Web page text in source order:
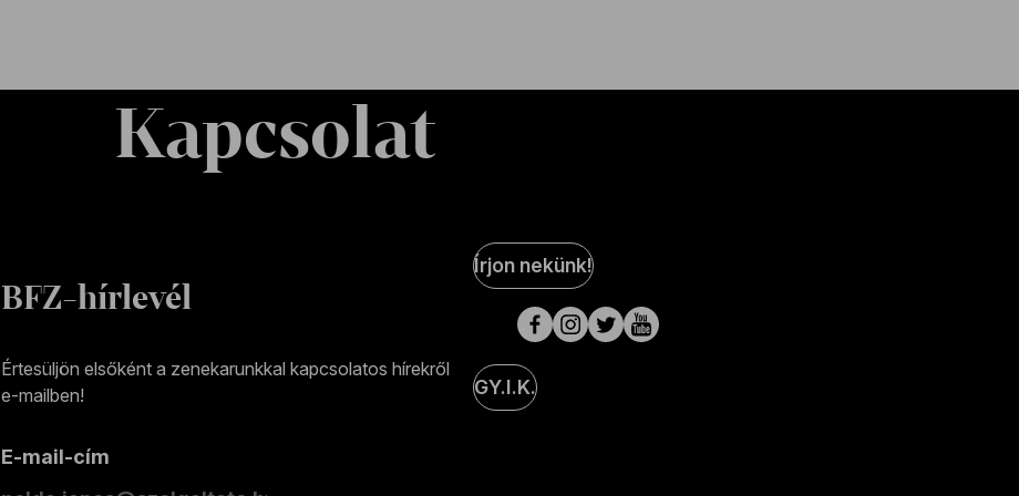
Kapcsolat
BFZ-hírlevél
Értesüljön elsőként a zenekarunkkal kapcsolatos hírekről
e-mailben!
E-mail-cím
Social
Media
oldalak
Írjon nekünk!
GY.I.K.